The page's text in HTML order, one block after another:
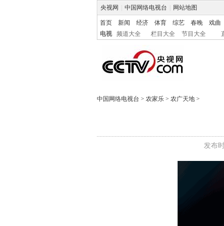
央视网 中国网络电视台 网站地图
首页 新闻 经济 体育 综艺 春晚 戏曲
电视
频道大全 栏目大全 节目大全
中国网络电视台 > 农家乐 > 农广天地 >
发布